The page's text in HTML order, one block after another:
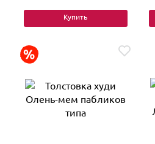
Купить